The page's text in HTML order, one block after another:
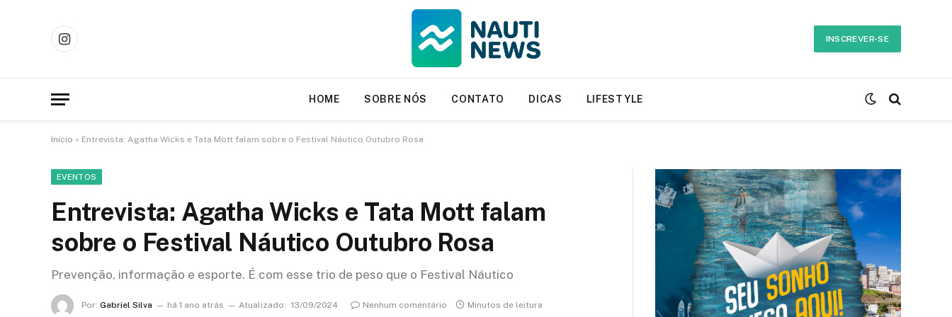
Instagram
INSCREVER-SE
HOME SOBRE NÓS CONTATO DICAS LIFESTYLE
Início » Entrevista: Agatha Wicks e Tata Mott falam sobre o Festival Náutico Outubro Rosa
EVENTOS
Entrevista: Agatha Wicks e Tata Mott falam
sobre o Festival Náutico Outubro Rosa
Prevenção, informação e esporte. É com esse trio de peso que o Festival Náutico
Por: Gabriel Silva há 1 ano atrás Atualizado: 13/09/2024 Nenhum comentário Minutos de leitura